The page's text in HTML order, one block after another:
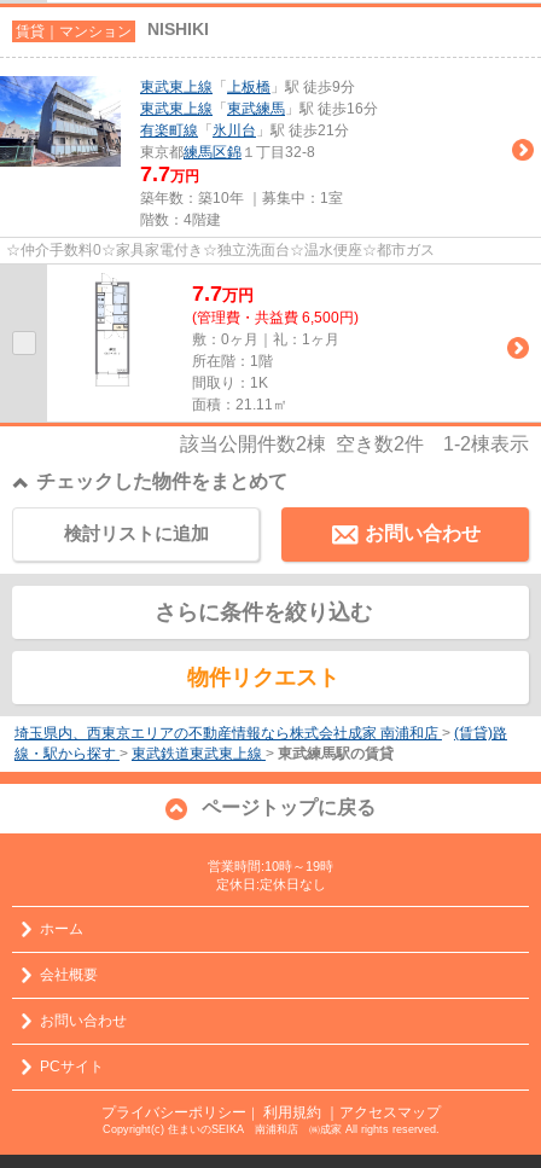
賃貸｜マンション NISHIKI
東武東上線 「 上板橋 」駅 徒歩9分
東武東上線 「 東武練馬 」駅 徒歩16分
有楽町線 「 氷川台 」駅 徒歩21分
東京都練馬区錦 １丁目32-8
7.7万円
築年数：築10年 ｜募集中： 1室
階数：4階建
☆仲介手数料0☆家具家電付き☆独立洗面台☆温水便座☆都市ガス
7.7万円
(管理費・共益費 6,500円)
敷：0ヶ月｜礼：1ヶ月
所在階：1階
間取り：1K
面積：21.11㎡
該当公開件数2棟 空き数2件 1-2棟表示
チェックした物件をまとめて
お問い合わせ
検討リストに追加
さらに条件を絞り込む
物件リクエスト
埼玉県内、西東京エリアの不動産情報なら株式会社成家 南浦和店 > (賃貸)路
線・駅から探す > 東武鉄道東武東上線 > 東武練馬駅の賃貸
ページトップに戻る
営業時間:10時～19時
定休日:定休日なし
ホーム
会社概要
お問い合わせ
PCサイト
プライバシーポリシー ｜ 利用規約 ｜アクセスマップ
Copyright(c) 住まいのSEIKA 南浦和店 ㈱成家 All rights reserved.